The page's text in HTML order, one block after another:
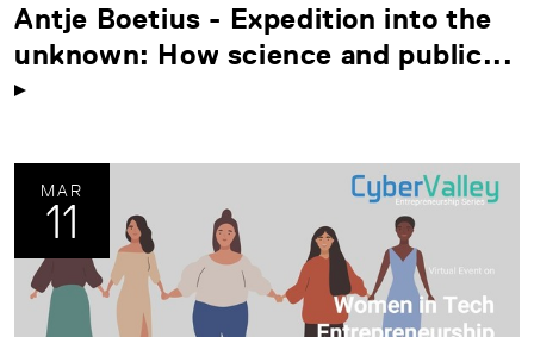
Antje Boetius - Expedition into the
unknown: How science and public...
MAR
11